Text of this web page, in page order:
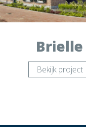
Brielle
Bekijk project